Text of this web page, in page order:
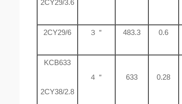
2CY29/3.6
2CY29/6 ３＂ 483.3 0.6
KCB633
2CY38/2.8
４＂ 633 0.28